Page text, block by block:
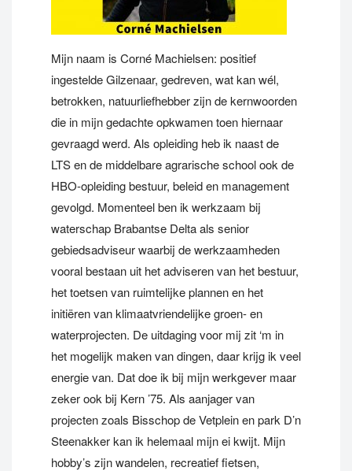
Mijn naam is Corné Machielsen: positief
ingestelde Gilzenaar, gedreven, wat kan wél,
betrokken, natuurliefhebber zijn de kernwoorden
die in mijn gedachte opkwamen toen hiernaar
gevraagd werd. Als opleiding heb ik naast de
LTS en de middelbare agrarische school ook de
HBO-opleiding bestuur, beleid en management
gevolgd. Momenteel ben ik werkzaam bij
waterschap Brabantse Delta als senior
gebiedsadviseur waarbij de werkzaamheden
vooral bestaan uit het adviseren van het bestuur,
het toetsen van ruimtelijke plannen en het
initiëren van klimaatvriendelijke groen- en
waterprojecten. De uitdaging voor mij zit ‘m in
het mogelijk maken van dingen, daar krijg ik veel
energie van. Dat doe ik bij mijn werkgever maar
zeker ook bij Kern ’75. Als aanjager van
projecten zoals Bisschop de Vetplein en park D’n
Steenakker kan ik helemaal mijn ei kwijt. Mijn
hobby’s zijn wandelen, recreatief fietsen,